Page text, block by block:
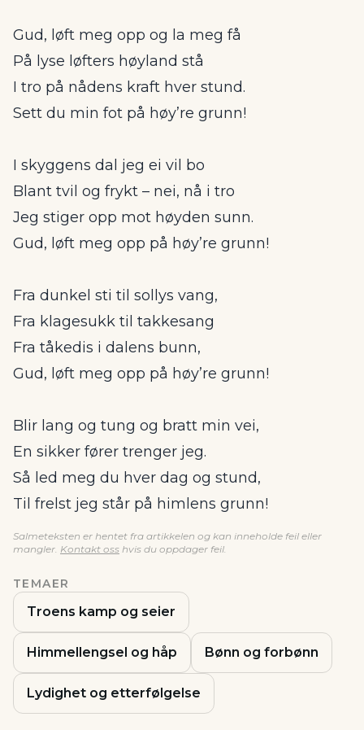
Gud, løft meg opp og la meg få
På lyse løfters høyland stå
I tro på nådens kraft hver stund.
Sett du min fot på høy’re grunn!
I skyggens dal jeg ei vil bo
Blant tvil og frykt – nei, nå i tro
Jeg stiger opp mot høyden sunn.
Gud, løft meg opp på høy’re grunn!
Fra dunkel sti til sollys vang,
Fra klagesukk til takkesang
Fra tåkedis i dalens bunn,
Gud, løft meg opp på høy’re grunn!
Blir lang og tung og bratt min vei,
En sikker fører trenger jeg.
Så led meg du hver dag og stund,
Til frelst jeg står på himlens grunn!
Salmeteksten er hentet fra artikkelen og kan inneholde feil eller
mangler. Kontakt oss hvis du oppdager feil.
TEMAER
Troens kamp og seier
Himmellengsel og håp Bønn og forbønn
Lydighet og etterfølgelse